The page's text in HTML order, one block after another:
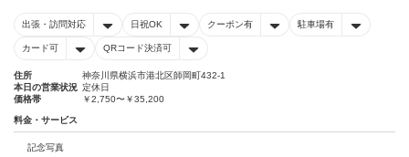
出張・訪問対応 日祝OK クーポン有 駐車場有
カード可 QRコード決済可
住所
神奈川県横浜市港北区師岡町432-1
本日の営業状況 定休日
価格帯
￥2,750〜￥35,200
料金・サービス
記念写真